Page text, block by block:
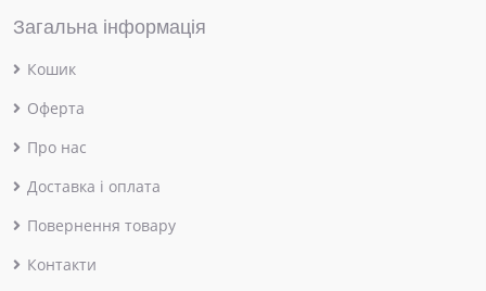
Загальна інформація
Кошик
Оферта
Про нас
Доставка і оплата
Повернення товару
Контакти